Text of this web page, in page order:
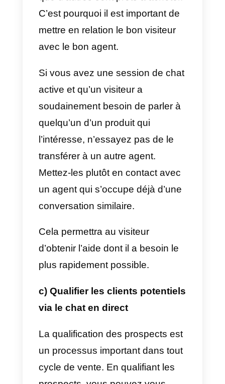
visiteurs préfèrent les
de chat en direct ou de
questions.
Si vous avez un visiteur qui vient
pour la première fois, vous
pouvez essayer de communiquer
avec lui et de vous présenter.
une conversation et de faire en
Pour chaque conversation, un
agent de soins doit être
disponible à tout moment.